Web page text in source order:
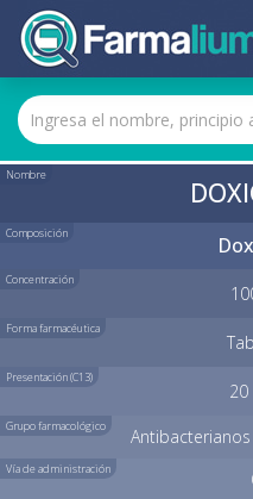
Nombre
Composición
Concentración
Forma farmacéutica
Presentación (C13)
20
Grupo farmacológico
Vía de administración